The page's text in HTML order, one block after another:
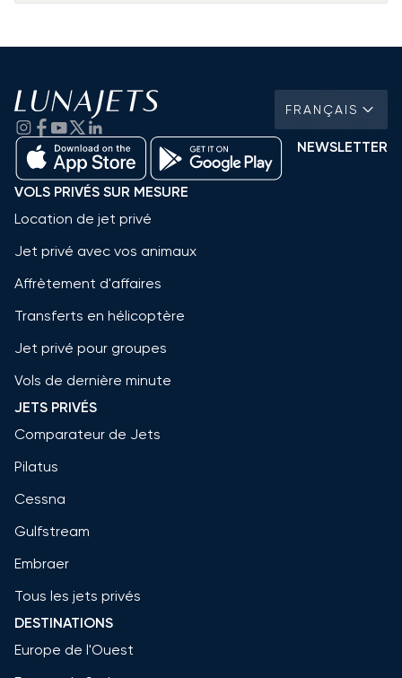
FRANÇAIS
NEWSLETTER
VOLS PRIVÉS SUR MESURE
Location de jet privé
Jet privé avec vos animaux
Affrètement d'affaires
Transferts en hélicoptère
Jet privé pour groupes
Vols de dernière minute
JETS PRIVÉS
Comparateur de Jets
Pilatus
Cessna
Gulfstream
Embraer
Tous les jets privés
DESTINATIONS
Europe de l'Ouest